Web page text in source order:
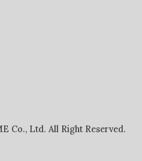
Co., Ltd. All Right Reserved.